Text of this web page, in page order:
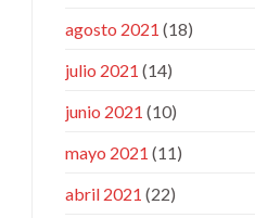
agosto 2021 (18)
julio 2021 (14)
junio 2021 (10)
mayo 2021 (11)
abril 2021 (22)